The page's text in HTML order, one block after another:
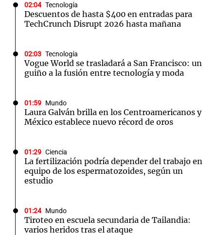
02:04 Tecnología
Descuentos de hasta $400 en entradas para
TechCrunch Disrupt 2026 hasta mañana
02:03 Tecnología
Vogue World se trasladará a San Francisco: un
guiño a la fusión entre tecnología y moda
01:59 Mundo
Laura Galván brilla en los Centroamericanos y
México establece nuevo récord de oros
01:29 Ciencia
La fertilización podría depender del trabajo en
equipo de los espermatozoides, según un
estudio
01:24 Mundo
Tiroteo en escuela secundaria de Tailandia:
varios heridos tras el ataque